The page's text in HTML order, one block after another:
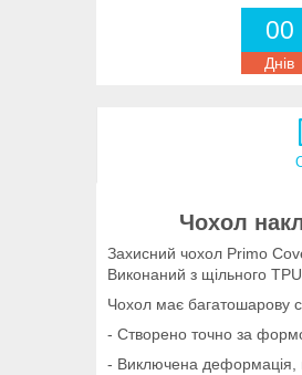
00
Днів
Чохол
Захисний чохол Primo
Виконаний з щільного
Чохол має багатошарову
- Створено точно за
- Виключена деформація,